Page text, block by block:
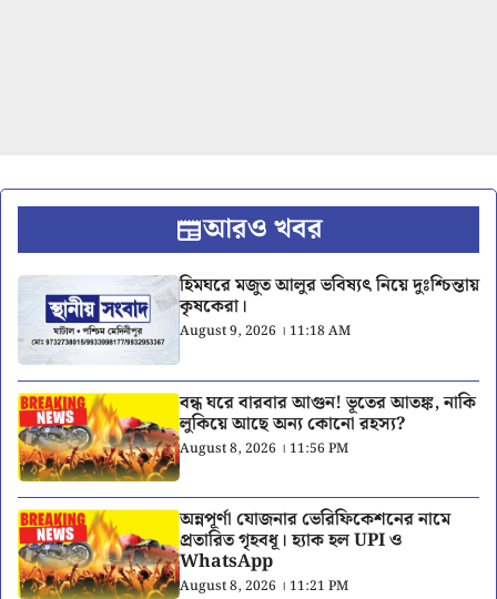
আরও খবর
হিমঘরে মজুত আলুর ভবিষ্যৎ নিয়ে দুঃশ্চিন্তায়
কৃষকেরা।
August 9, 2026 । 11:18 AM
বন্ধ ঘরে বারবার আগুন! ভূতের আতঙ্ক, নাকি
লুকিয়ে আছে অন্য কোনো রহস্য?
August 8, 2026 । 11:56 PM
অন্নপূর্ণা যোজনার ভেরিফিকেশনের নামে
প্রতারিত গৃহবধূ। হ্যাক হল UPI ও
WhatsApp
August 8, 2026 । 11:21 PM